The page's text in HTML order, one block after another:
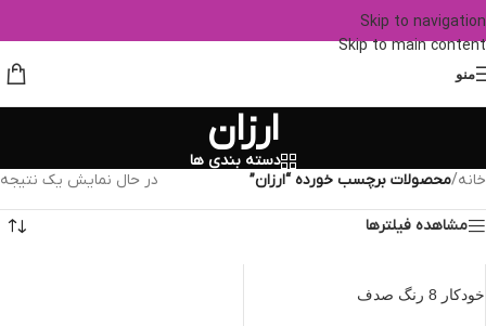
Skip to navigation
Skip to main content
منو
ارزان
دسته بندی ها
خانه/محصولات برچسب خورده “ارزان” در حال نمایش یک نتیجه
مشاهده فیلترها
خودکار 8 رنگ صدف